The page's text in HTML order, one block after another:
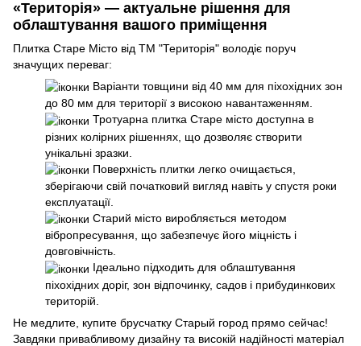
«Територія» — актуальне рішення для
облаштування вашого приміщення
Плитка Старе Місто від ТМ "Територія" володіє поруч
значущих переваг:
Варіанти товщини від 40 мм для піхохідних зон
до 80 мм для території з високою навантаженням.
Тротуарна плитка Старе місто доступна в
різних колірних рішеннях, що дозволяє створити
унікальні зразки.
Поверхність плитки легко очищається,
зберігаючи свій початковий вигляд навіть у спустя роки
експлуатації.
Старий місто виробляється методом
вібропресування, що забезпечує його міцність і
довговічність.
Ідеально підходить для облаштування
піхохідних доріг, зон відпочинку, садов і прибудинкових
територій.
Не медлите, купите брусчатку Старый город прямо сейчас!
Завдяки привабливому дизайну та високій надійності матеріал